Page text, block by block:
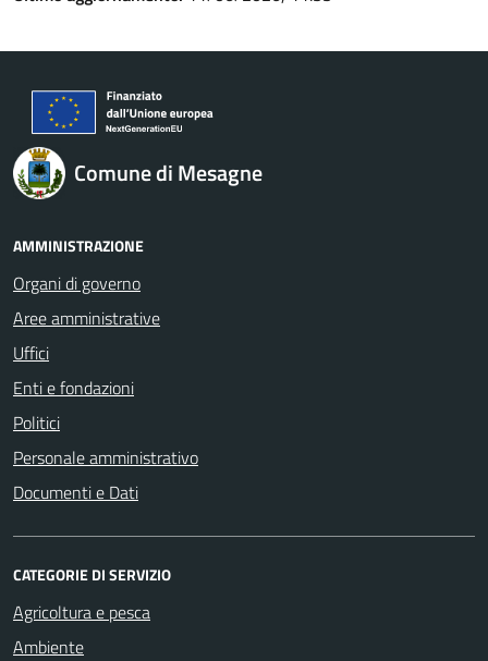
Comune di Mesagne
AMMINISTRAZIONE
Organi di governo
Aree amministrative
Uffici
Enti e fondazioni
Politici
Personale amministrativo
Documenti e Dati
CATEGORIE DI SERVIZIO
Agricoltura e pesca
Ambiente